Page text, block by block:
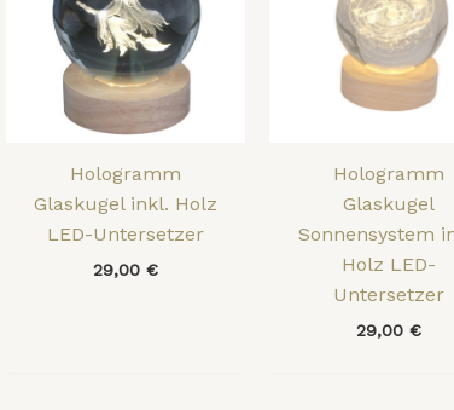
Hologramm
Glaskugel inkl. Holz
LED-Untersetzer
29,00 €
Hologramm
Glaskugel
Sonnensystem
Holz LED-
Untersetzer
29,00€